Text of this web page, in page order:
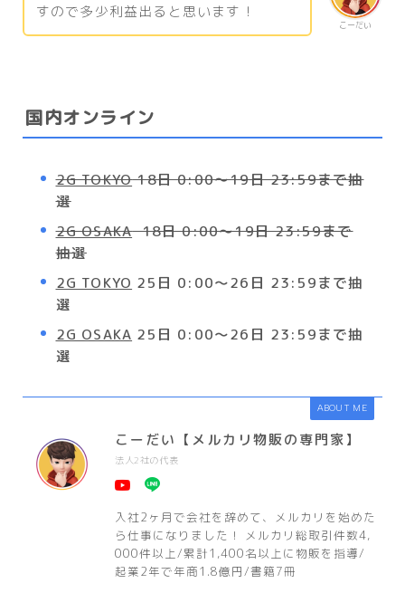
こーだい
すので多少利益出ると思います！
国内オンライン
2G TOKYO18日 0:00～19日 23:59まで抽
選
2G OSAKA18日 0:00～19日 23:59まで
抽選
2G TOKYO 25日 0:00～26日 23:59まで抽
選
2G OSAKA 25日 0:00～26日 23:59まで抽
選
ABOUT ME
こーだい【メルカリ物販の専門家】
法人2社の代表
入社2ヶ月で会社を辞めて、メルカリを始めた
ら仕事になりました！ メルカリ総取引件数4,
000件以上/累計1,400名以上に物販を指導/
起業2年で年商1.8億円/書籍7冊